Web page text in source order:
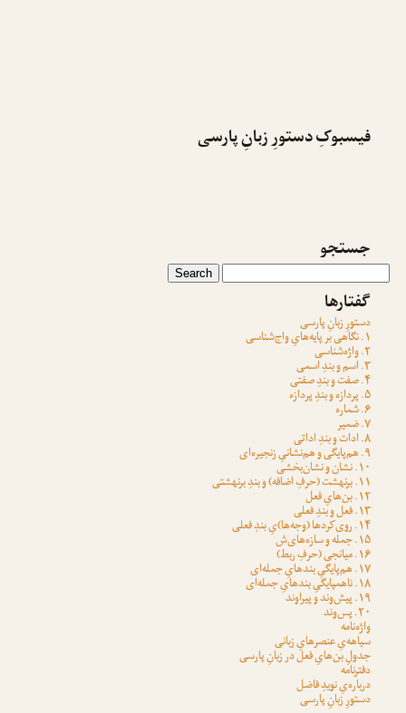
فیسبوکِ دستورِ زبانِ پارسی
جستجو
گفتارها
دستورِ زبانِ پارسی
۱. نگاهی بر پایه‌هایِ واج‌شناسی
۲. واژه‌شناسی
۳. اسم و بندِ اسمی
۴. صفت و بندِ صفتی
۵. پردازه و بندِ پردازه
۶. شماره
۷. ضمیر
۸. ادات و بندِ اداتی
۹. هم‌پایگی و هم‌نشانیِ زنجیره‌ای
۱۰. نشان و نشان‌بخشی
۱۱. برنهشت (حرفِ اضافه) و بندِ برنهشتی
۱۲. بن‌هایِ فعل
۱۳. فعل و بندِ فعلی
۱۴. روی‌کردها (وجه‌ها)یِ بندِ فعلی
۱۵. جمله و سازه‌های‌ش
۱۶. میانجی (حرفِ ربط)
۱۷. هم‌پایگیِ بندهایِ جمله‌ای
۱۸. ناهمپایگیِ بندهایِ جمله‌ای
۱۹. پیش‌وند و پیراوند
۲۰. پس‌وند
واژه‌نامه
سیاهه‌یِ عنصرهایِ زبانی
جدولِ بن‌هایِ فعل در زبانِ پارسی
دفترنامه
درباره‌یِ نویدِ فاضل
دستورِ زبانِ پارسی